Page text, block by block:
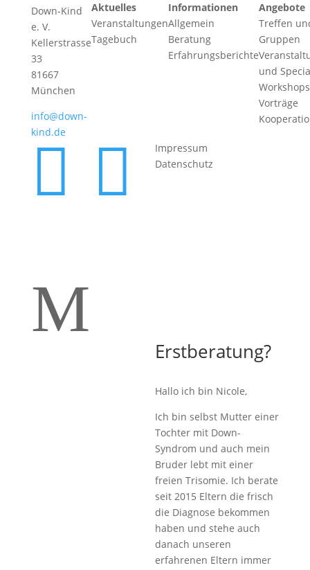
Down-Kind
e. V.
Kellerstrasse
33
81667
München
info@down-
kind.de
Aktuelles
Veranstaltungen
Tagebuch
Informationen
Allgemein
Beratung
Erfahrungsberichte
Angebote
Treffen
Gruppen
und
Vorträge
 
Impressum
Datenschutz
M
Erstberatung?
Hallo ich bin Nicole,
Ich bin selbst Mutter einer
Tochter mit Down-
Syndrom und auch mein
Bruder lebt mit einer
freien Trisomie. Ich berate
seit 2015 Eltern die frisch
die Diagnose bekommen
haben und stehe auch
danach unseren
erfahrenen Eltern immer